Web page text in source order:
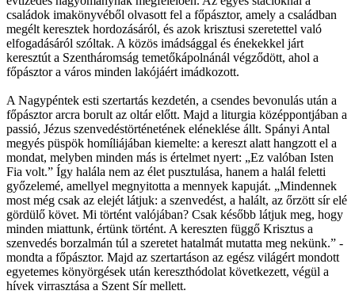
családok imakönyvéből olvasott fel a főpásztor, amely a családban
megélt keresztek hordozásáról, és azok krisztusi szeretettel való
elfogadásáról szóltak. A közös imádsággal és énekekkel járt
keresztút a Szentháromság temetőkápolnánál végződött, ahol a
főpásztor a város minden lakójáért imádkozott.
A Nagypéntek esti szertartás kezdetén, a csendes bevonulás után a
főpásztor arcra borult az oltár előtt. Majd a liturgia középpontjában a
passió, Jézus szenvedéstörténetének eléneklése állt. Spányi Antal
megyés püspök homíliájában kiemelte: a kereszt alatt hangzott el a
mondat, melyben minden más is értelmet nyert: „Ez valóban Isten
Fia volt.” Így halála nem az élet pusztulása, hanem a halál feletti
győzelemé, amellyel megnyitotta a mennyek kapuját. „Mindennek
most még csak az elejét látjuk: a szenvedést, a halált, az őrzött sír elé
gördülő követ. Mi történt valójában? Csak később látjuk meg, hogy
minden miattunk, értünk történt. A kereszten függő Krisztus a
szenvedés borzalmán túl a szeretet hatalmát mutatta meg nekünk.” -
mondta a főpásztor. Majd az szertartáson az egész világért mondott
egyetemes könyörgések után kereszthódolat következett, végül a
hívek virrasztása a Szent Sír mellett.